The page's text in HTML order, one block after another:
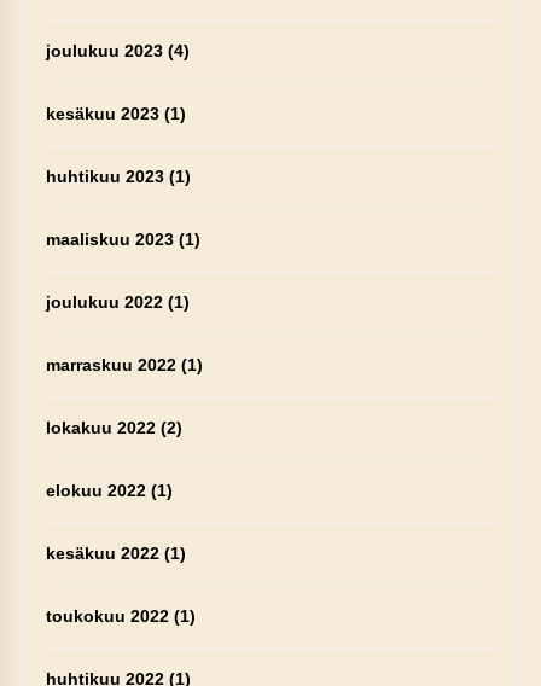
joulukuu 2023(4)
kesäkuu 2023(1)
huhtikuu 2023(1)
maaliskuu 2023(1)
joulukuu 2022(1)
marraskuu 2022(1)
lokakuu 2022(2)
elokuu 2022(1)
kesäkuu 2022(1)
toukokuu 2022(1)
huhtikuu 2022(1)